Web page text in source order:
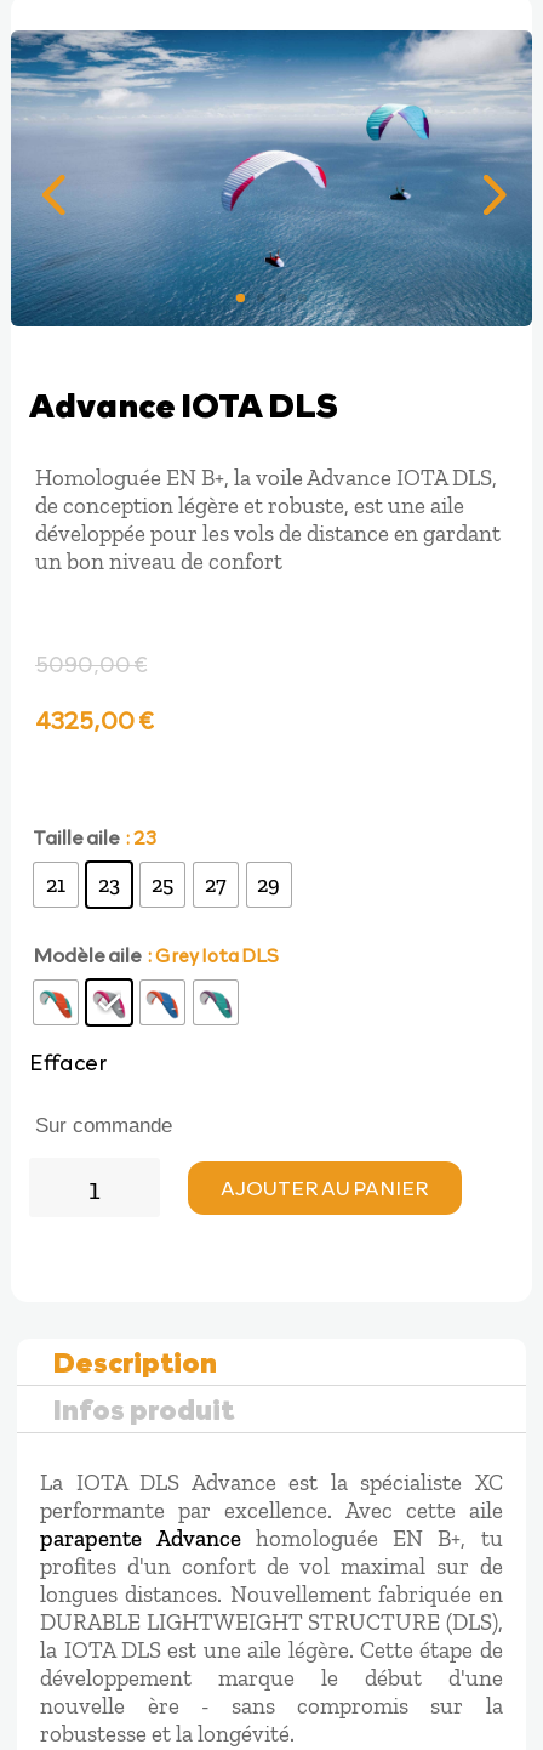
Advance IOTA DLS
Homologuée EN B+, la voile Advance IOTA DLS,
de conception légère et robuste, est une aile
développée pour les vols de distance en gardant
un bon niveau de confort
5090,00€
Le
initial
était :
5090,00 €.
4325,00€Le
actuel
est :
4325,00 €.
Taille aile : 23
21 23 25 27 29
Modèle aile : Grey Iota DLS
Effacer
Sur commande
AJOUTER AU PANIER
Description
Infos produit
La IOTA DLS Advance est la spécialiste XC
performante par excellence. Avec cette aile
parapente Advancehomologuée EN B+, tu
profites d'un confort de vol maximal sur de
longues distances. Nouvellement fabriquée en
DURABLE LIGHTWEIGHT STRUCTURE (DLS),
la IOTA DLS est une aile légère. Cette étape de
développement marque le début d'une
nouvelle ère - sans compromis sur la
robustesse et la longévité.